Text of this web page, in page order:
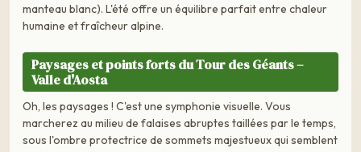
manteau blanc). L'été offre un équilibre parfait entre chaleur
humaine et fraîcheur alpine.
Paysages et points forts du Tour des Géants –
Valle d'Aosta
Oh, les paysages ! C'est une symphonie visuelle. Vous
marcherez au milieu de falaises abruptes taillées par le temps,
sous l'ombre protectrice de sommets majestueux qui semblent